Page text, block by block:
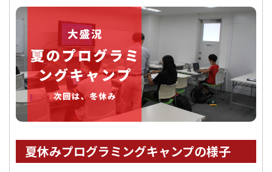
コース一覧 ｾﾙﾌスタディ詳細
夏休みプログラミングキャンプの様子